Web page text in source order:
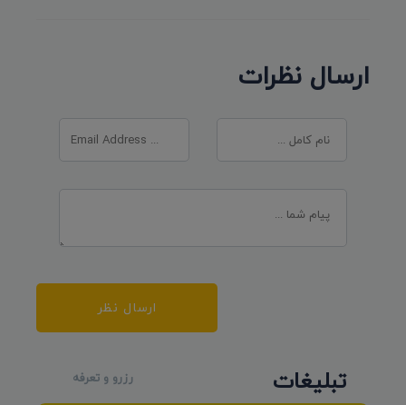
ارسال نظرات
ارسال نظر
تبلیغات رزرو و تعرفه